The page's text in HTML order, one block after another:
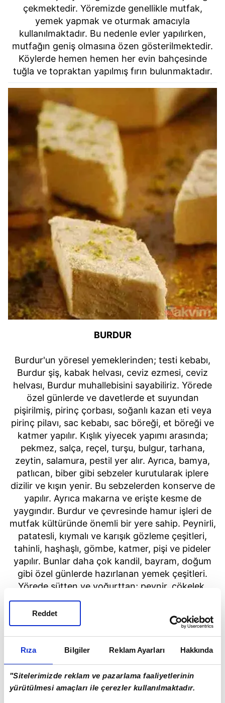
Rıza Bilgiler Reklam Ayarları Hakkında
"Sitelerimizde reklam ve pazarlama faaliyetlerinin
yürütülmesi amaçları ile çerezler kullanılmaktadır.
Reddet
çekmektedir. Yöremizde genellikle mutfak,
yemek yapmak ve oturmak amacıyla
kullanılmaktadır. Bu nedenle evler yapılırken,
mutfağın geniş olmasına özen gösterilmektedir.
Köylerde hemen hemen her evin bahçesinde
tuğla ve topraktan yapılmış fırın bulunmaktadır.
BURDUR
Burdur'un yöresel yemeklerinden; testi kebabı,
Burdur şiş, kabak helvası, ceviz ezmesi, ceviz
helvası, Burdur muhallebisini sayabiliriz. Yörede
özel günlerde ve davetlerde et suyundan
pişirilmiş, pirinç çorbası, soğanlı kazan eti veya
pirinç pilavı, sac kebabı, sac böreği, et böreği ve
katmer yapılır. Kışlık yiyecek yapımı arasında;
pekmez, salça, reçel, turşu, bulgur, tarhana,
zeytin, salamura, pestil yer alır. Ayrıca, bamya,
patlıcan, biber gibi sebzeler kurutularak iplere
dizilir ve kışın yenir. Bu sebzelerden konserve de
yapılır. Ayrıca makarna ve erişte kesme de
yaygındır. Burdur ve çevresinde hamur işleri de
mutfak kültüründe önemli bir yere sahip. Peynirli,
patatesli, kıymalı ve karışık gözleme çeşitleri,
tahinli, haşhaşlı, gömbe, katmer, pişi ve pideler
yapılır. Bunlar daha çok kandil, bayram, doğum
gibi özel günlerde hazırlanan yemek çeşitleri.
Yörede sütten ve yoğurttan; peynir, çökelek,
höşmerim, tereyağı, süzme yoğurt, yoğurtlu
çorba, ıspanak türü sebzeler haşlanarak yoğurtlu
yemekleri, patates veya makarna haşlanarak
borana yapılıyor. Borana, süzme veya koyu
yoğurt, tereyağı, biber, sarımsak, patates,
haşlanmış yumurta ile yapılan bir yemek türüdür.